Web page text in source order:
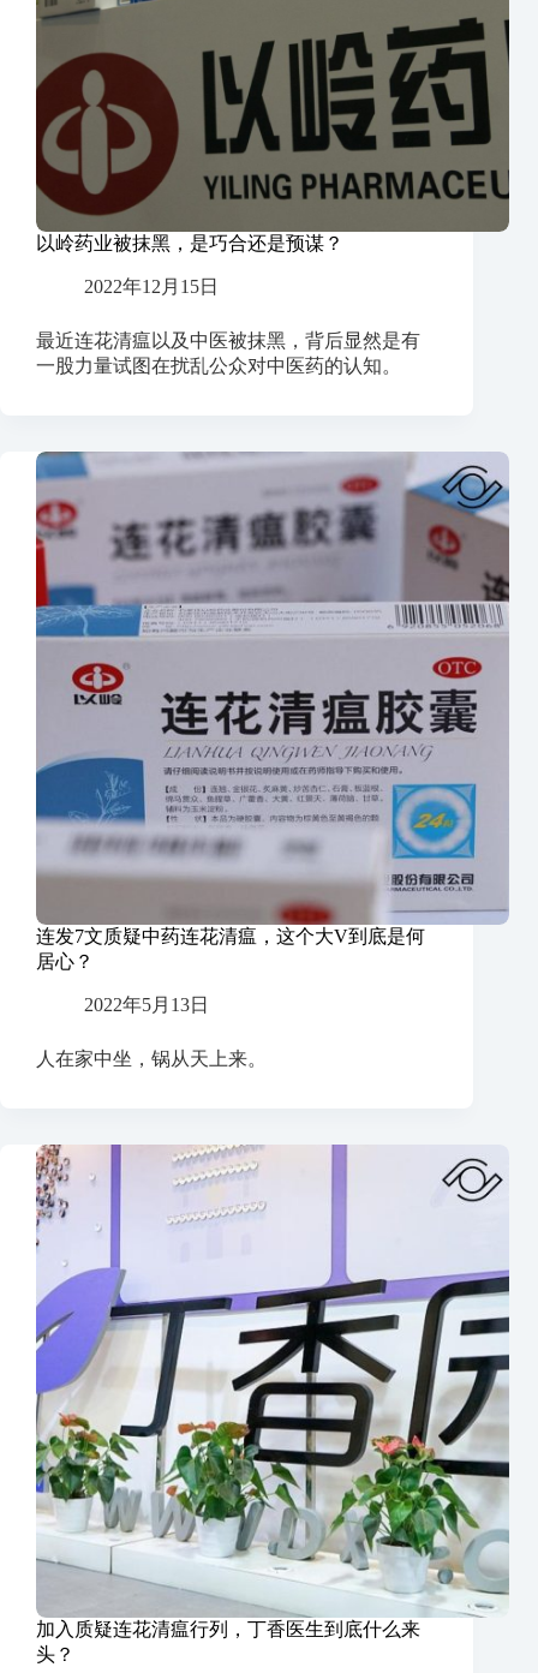
以岭药业被抹黑，是巧合还是预谋？
2022年12月15日
最近连花清瘟以及中医被抹黑，背后显然是有
一股力量试图在扰乱公众对中医药的认知。
连发7文质疑中药连花清瘟，这个大V到底是何
居心？
2022年5月13日
人在家中坐，锅从天上来。
加入质疑连花清瘟行列，丁香医生到底什么来
头？